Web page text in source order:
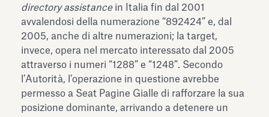
directory assistance in Italia fin dal 2001
avvalendosi della numerazione “892424” e, dal
2005, anche di altre numerazioni; la target,
invece, opera nel mercato interessato dal 2005
attraverso i numeri “1288” e “1248”. Secondo
l’Autorità, l’operazione in questione avrebbe
permesso a Seat Pagine Gialle di rafforzare la sua
posizione dominante, arrivando a detenere un